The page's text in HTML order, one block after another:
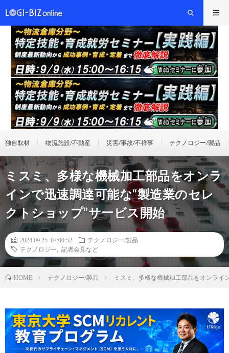
独自取材 物流施設/不動産 災害/事故/不祥事 テクノロジー/製品
ミスミ、多様な機械加工部品をオンラ
インで迅速調達可能な“製造業のセレ
クトショップ”サービス開始
2024.09.25 07:00:52
テクノロジー/製品
テクノロジー
記者会見など
HOME テクノロジー/製品 ミスミ、多様な機械加工部品をオンライ